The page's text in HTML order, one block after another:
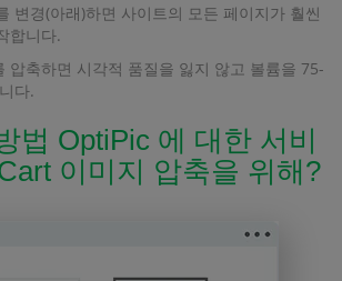
변경(아래)하면 사이트의 모든 페이지가 훨씬
합니다.
압축하면 시각적 품질을 잃지 않고 볼륨을 75-
다.
법 OptiPic 에 대한 서비
이미지 압축을 위해?